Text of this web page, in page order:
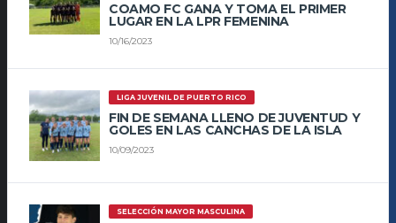
COAMO FC GANA Y TOMA EL PRIMER
LUGAR EN LA LPR FEMENINA
10/16/2023
LIGA JUVENIL DE PUERTO RICO
FIN DE SEMANA LLENO DE JUVENTUD Y
GOLES EN LAS CANCHAS DE LA ISLA
10/09/2023
SELECCIÓN MAYOR MASCULINA